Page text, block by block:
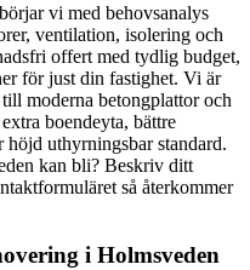
vi med behovsanalys
ventilation, isolering och
offert med tydlig budget,
för just din fastighet. Vi är
moderna betongplattor och
boendeyta, bättre
uthyrningsbar standard.
kan bli? Beskriv ditt
så återkommer
i Holmsveden